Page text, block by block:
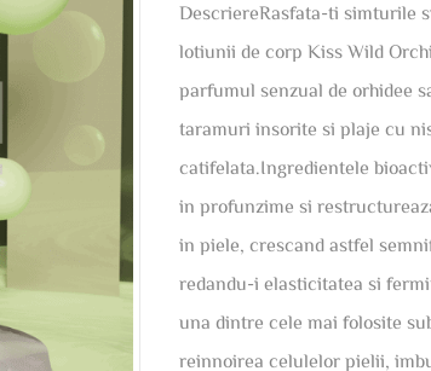
DescriereRasfata-ti simturile
lotiunii de corp Kiss Wild
parfumul senzual de orhidee
taramuri insorite si plaje cu
catifelata.Ingredientele
in profunzime si
in piele, crescand astfel
redandu-i elasticitatea si
una dintre cele mai folosite
reinnoirea celulelor pielii,